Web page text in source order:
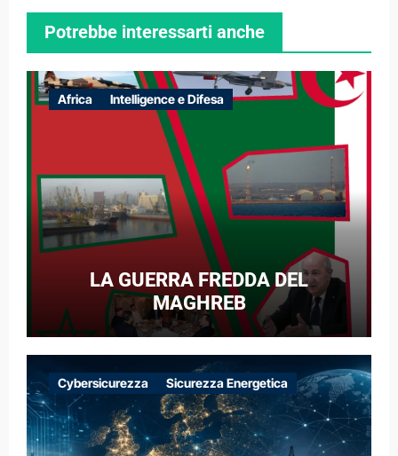
Potrebbe interessarti anche
Africa Intelligence e Difesa
LA GUERRA FREDDA DEL
MAGHREB
Cybersicurezza Sicurezza Energetica